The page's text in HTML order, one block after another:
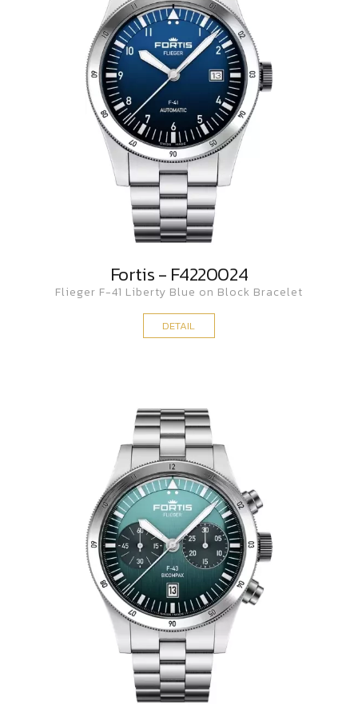
Fortis - F4220024
Flieger F-41 Liberty Blue on Block Bracelet
DETAIL